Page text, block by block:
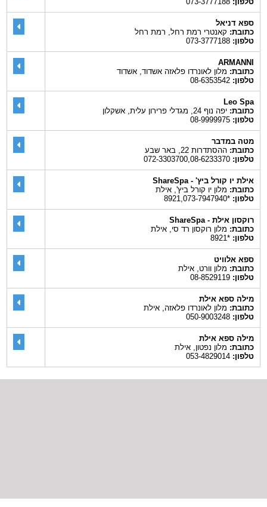
ספא דניאל
כתובת:קאנטרי רמת רחל, רמת רחל
טלפון:073-3777188
ARMANNI
כתובת:מלון לאונרדו פלאזה אשדוד, אשדוד
טלפון:08-6353542
Leo Spa
כתובת:יפה נוף 24, מגדלי פרירון עלית, אשקלון
טלפון:08-9999975
מטה במדבר
כתובת:ההסתדרות 22, באר שבע
טלפון:072-3303700,08-6233370
אילת יו קורל ביץ' - ShareSpa
כתובת:מלון יו קורל ביץ', אילת
טלפון:*8921,073-7947940
רוקסון אילת - ShareSpa
כתובת:מלון רוקסון רד סי, אילת
טלפון:*8921
ספא אלוויט
כתובת:מלון וורט, אילת
טלפון:08-8529119
מילה ספא אילת
כתובת:מלון לאונרדו פלאזה, אילת
טלפון:050-9003248
מילה ספא אילת
כתובת:מלון נפטון, אילת
טלפון:053-4829014